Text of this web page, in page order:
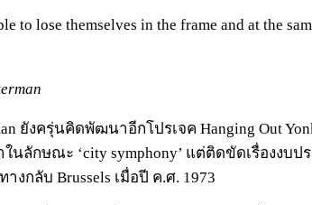
to lose themselves in the frame and at the
ยังครุ่นคิดพัฒนาอีกโปรเจค Hanging Out
นลักษณะ ‘city symphony’ แต่ติดขัดเรื่องงบ
งกลับ Brussels เมื่อปี ค.ศ. 1973